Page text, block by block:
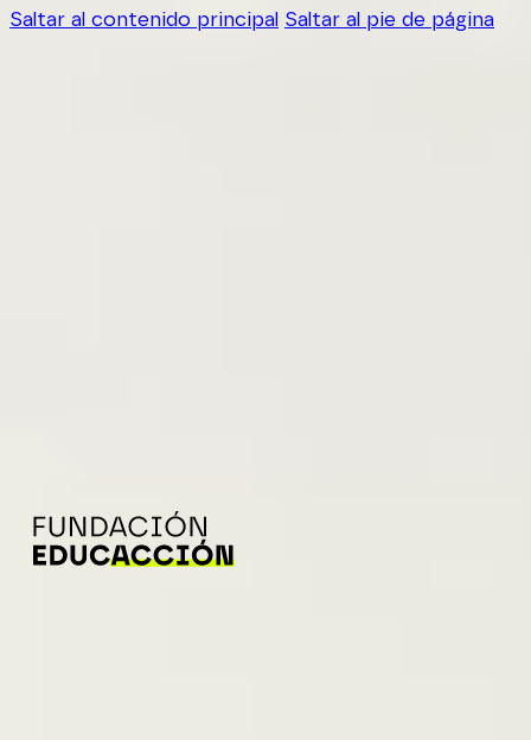
Saltar al contenido principal Saltar al pie de página